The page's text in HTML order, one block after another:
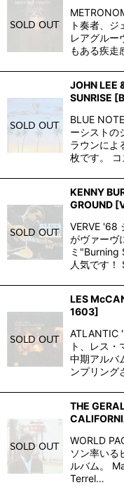
ト奏者、
レアグルー
もある疾走
JOHN LEE
SUNRISE [
BLUE
ーシストの
ラウンによ
枚です。
KENNY
GROUND [
VERVE '68
がヴァーヴ
ミ"Burning
人気です
LES
1603]
ATLANTIC
ト、レス
中期アルバ
ンプリング
THE
WORLD
ソン率いる
ルバム。
Terrel…